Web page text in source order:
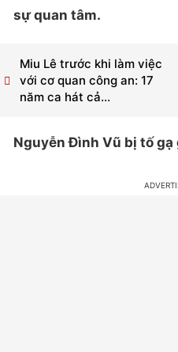
sự quan tâm.
Miu Lê trước khi làm việc
với cơ quan công an: 17
năm ca hát cả...
Nguyễn Đình Vũ bị tố